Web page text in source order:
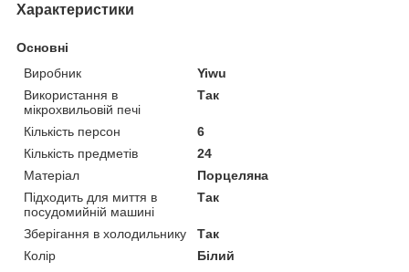
Характеристики
Основні
Виробник
Yiwu
Використання в
мікрохвильовій печі
Так
Кількість персон
6
Кількість предметів
24
Матеріал
Порцеляна
Підходить для миття в
посудомийній машині
Так
Зберігання в холодильнику
Так
Колір
Білий